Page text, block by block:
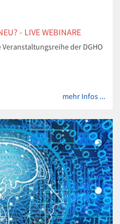
- LIVE WEBINARE
der DGHO
mehr Infos ...